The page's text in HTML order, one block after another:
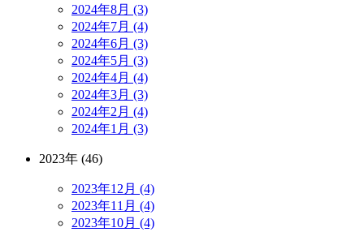
2024年8月 (3)
2024年7月 (4)
2024年6月 (3)
2024年5月 (3)
2024年4月 (4)
2024年3月 (3)
2024年2月 (4)
2024年1月 (3)
2023年 (46)
2023年12月 (4)
2023年11月 (4)
2023年10月 (4)